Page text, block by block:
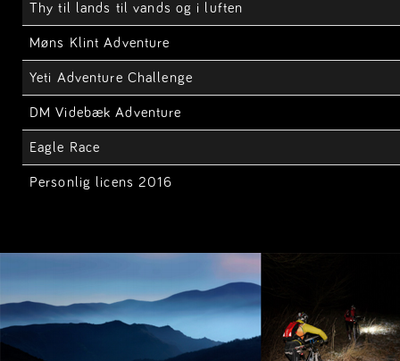
Thy til lands til vands og i luften
Møns Klint Adventure
Yeti Adventure Challenge
DM Videbæk Adventure
Eagle Race
Personlig licens 2016